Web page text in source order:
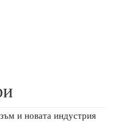
и новата индустрия